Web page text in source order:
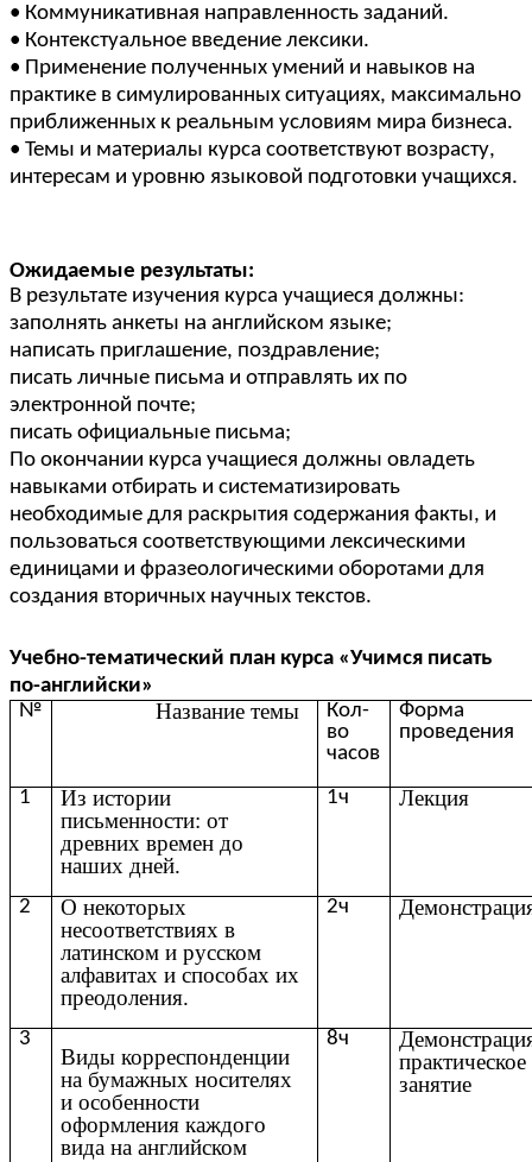
• Коммуникативная направленность заданий.
• Контекстуальное введение лексики.
• Применение полученных умений и навыков на
практике в симулированных ситуациях, максимально
приближенных к реальным условиям мира бизнеса.
• Темы и материалы курса соответствуют возрасту,
интересам и уровню языковой подготовки учащихся.
Ожидаемые результаты:
В результате изучения курса учащиеся должны:
заполнять анкеты на английском языке;
написать приглашение, поздравление;
писать личные письма и отправлять их по
электронной почте;
писать официальные письма;
По окончании курса учащиеся должны овладеть
навыками отбирать и систематизировать
необходимые для раскрытия содержания факты, и
пользоваться соответствующими лексическими
единицами и фразеологическими оборотами для
создания вторичных научных текстов.
Учебно-тематический план курса «Учимся писать
по-английски»
№
Название темы
Кол-
во
часов
Форма
проведения
1
Из истории
письменности: от
древних времен до
наших дней.
1ч Лекция
2
О некоторых
несоответствиях в
латинском и русском
алфавитах и способах их
преодоления.
2ч
3
Виды корреспонденции
на бумажных носителях
и особенности
оформления каждого
вида на английском
8ч
практическое
занятие